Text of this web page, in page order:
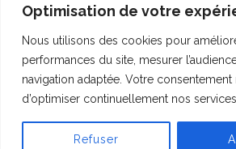
Optimisation de votre
Nous utilisons des cookies pour
performances du site, mesurer
navigation adaptée. Votre
d’optimiser continuellement nos services.
Refuser
© Empire Du